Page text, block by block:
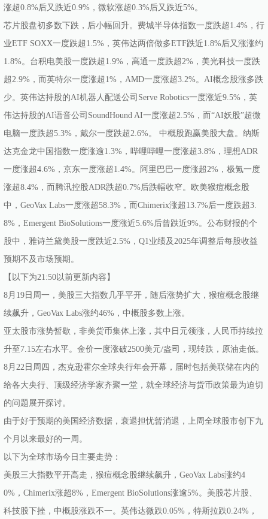
涨超0.8%后又跌近0.9%，微软涨超0.3%后又跌近5%。
芯片股盘初多数下跌，后小幅回升。费城半导体指数一度跌超1.4%，行
业ETF SOXX一度跌超1.5%，英伟达两倍做多ETF跌近1.8%后又涨涨约
1.8%。台积电美股一度跌超1.9%，高通一度跌超2%，美光科技一度跌
超2.9%，而英特尔一度涨超1%，AMD一度涨超3.2%。AI概念股涨多跌
少。英伟达持股的AI机器人配送公司Serve Robotics一度涨近9.5%，英
伟达持股的AI语音公司SoundHound AI一度涨超2.5%，而“AI妖股”超微
电脑一度跌超5.3%，戴尔一度跌超2.6%。 中概股跑赢美股大盘。纳斯
达克金龙中国指数一度涨逾1.3%，哔哩哔哩一度涨超3.8%，理想ADR
一度涨超4.6%，京东一度涨超1.4%。阿里巴巴一度涨超2%，极氪一度
涨超8.4%，而腾讯控股ADR跌超0.7%后跌幅收窄。欧美猴痘概念股
中，GeoVax Labs一度涨超58.3%，而Chimerix涨超13.7%后一度跌超3.
8%，Emergent BioSolutions一度涨近5.6%后曾跌近9%。公布财报的个
股中，雅诗兰黛美股一度跌近2.5%，Q1业绩及2025年调整后每股收益
预期不及市场预期。
【以下为21:50以前更新内容】
8月19日周一，美股三大指数几乎平开，随后涨势扩大，猴痘概念股继
续飙升，GeoVax Labs涨约46%，中概股多数上涨。
亚太股市涨势暂歇，非美货币集体上涨，其中日元领涨，人民币持续拉
升至7.15左右水平。金价一度涨破2500美元/盎司，现转跌，原油走低。
8月22日周四，杰克逊霍尔全球央行年会开幕，届时包括美联储在内的
给各大央行、顶级经济学家齐聚一堂，就全球经济与货币政策最为迫切
的问题展开探讨。
由于好于预期的美国经济数据，衰退担忧暂消退，上周全球股市创下九
个月以来最好的一周。
以下为全球市场今日主要走势：
美股三大指数平开高走，猴痘概念股继续飙升，GeoVax Labs涨约4
0%，Chimerix涨超8%，Emergent BioSolutions涨逾5%。美股芯片股、
科技股下挫，中概股涨跌不一。英伟达微跌0.05%，特斯拉跌0.24%，